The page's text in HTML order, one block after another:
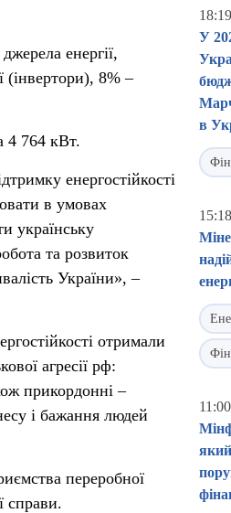
енергії,
(інвертори), 8% –
4 764 кВт.
енергостійкості
в умовах
українську
та розвиток
України», –
отримали
агресії рф:
прикордонні –
і бажання людей
переробної
справи.
18:19
У
в
15:18
11:00
який